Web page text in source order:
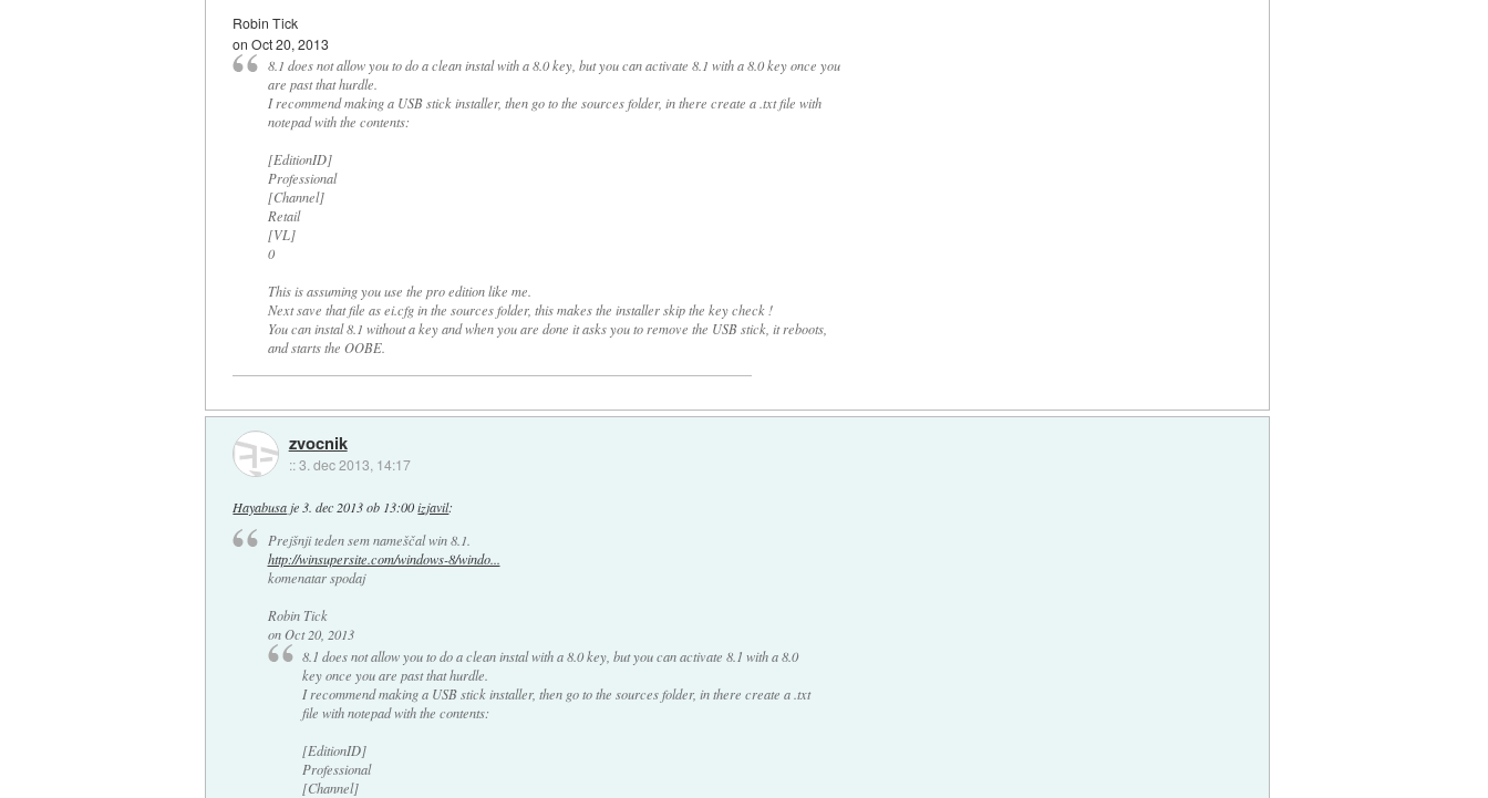
Robin Tick
on Oct 20, 2013
8.1 does not allow you to do a clean instal with a 8.0 key, but you can activate 8.1 with a 8.0 key once you
are past that hurdle.
I recommend making a USB stick installer, then go to the sources folder, in there create a .txt file with
notepad with the contents:
[EditionID]
Professional
[Channel]
Retail
[VL]
0
This is assuming you use the pro edition like me.
Next save that file as ei.cfg in the sources folder, this makes the installer skip the key check !
You can instal 8.1 without a key and when you are done it asks you to remove the USB stick, it reboots,
and starts the OOBE.
zvocnik
::3. dec 2013, 14:17
Hayabusa je 3. dec 2013 ob 13:00 izjavil:
Prejšnji teden sem nameščal win 8.1.
http://winsupersite.com/windows-8/windo...
komenatar spodaj
Robin Tick
on Oct 20, 2013
8.1 does not allow you to do a clean instal with a 8.0 key, but you can activate 8.1 with a 8.0
key once you are past that hurdle.
I recommend making a USB stick installer, then go to the sources folder, in there create a .txt
file with notepad with the contents:
[EditionID]
Professional
[Channel]